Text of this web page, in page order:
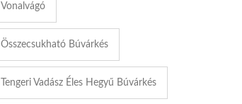
Vonalvágó
Összecsukható Búvárkés
Tengeri Vadász Éles Hegyű Búvárkés